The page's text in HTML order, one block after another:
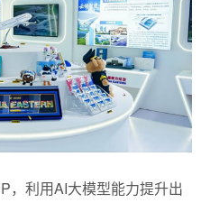
，利用AI大模型能力提升出